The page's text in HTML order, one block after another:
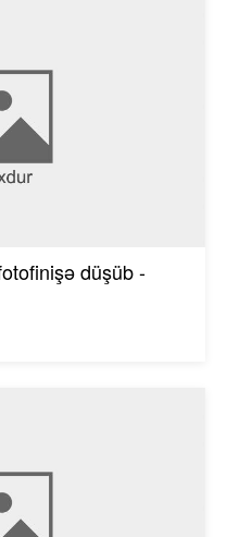
düşüb -